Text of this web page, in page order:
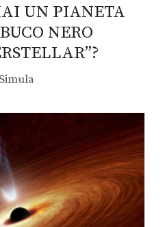
UN PIANETA
NERO